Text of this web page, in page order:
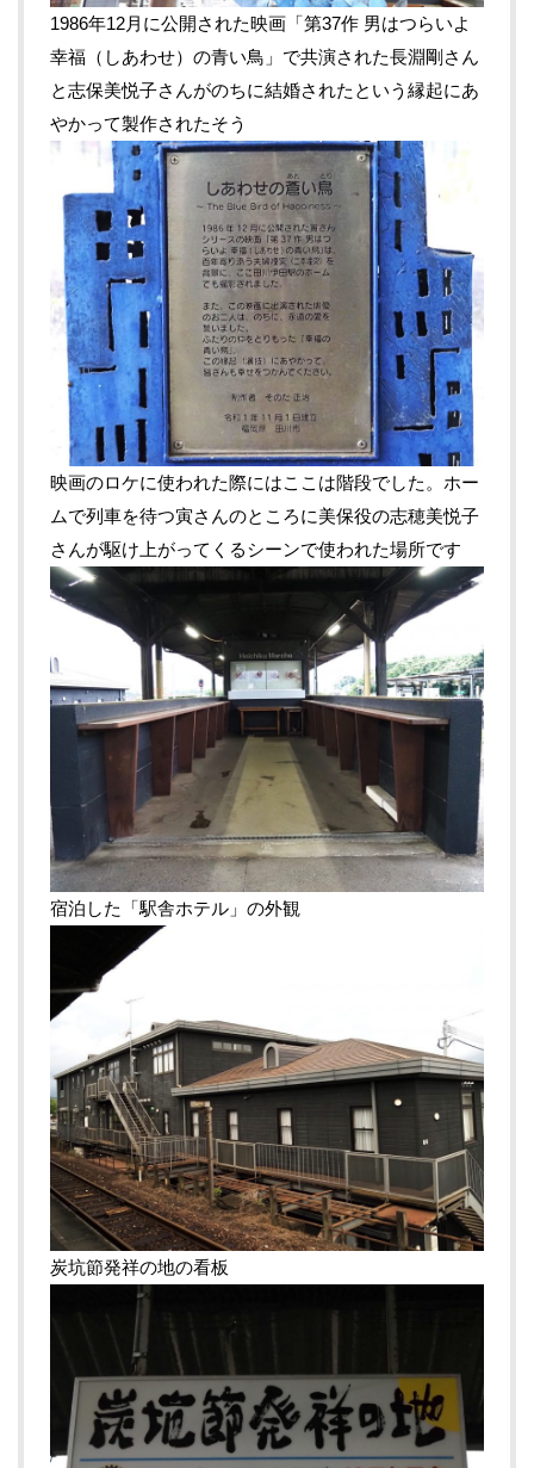
1986年12月に公開された映画「第37作 男はつらいよ
幸福（しあわせ）の青い鳥」 で共演された長淵剛さん
と志保美悦子さんがのちに結婚されたという縁起にあ
やかって製作されたそう
映画のロケに使われた際にはここは階段でした。ホー
ムで列車を待つ寅さんのところに美保役の志穂美悦子
さんが駆け上がってくるシーンで使われた場所です
宿泊した「駅舎ホテル」の外観
炭坑節発祥の地の看板